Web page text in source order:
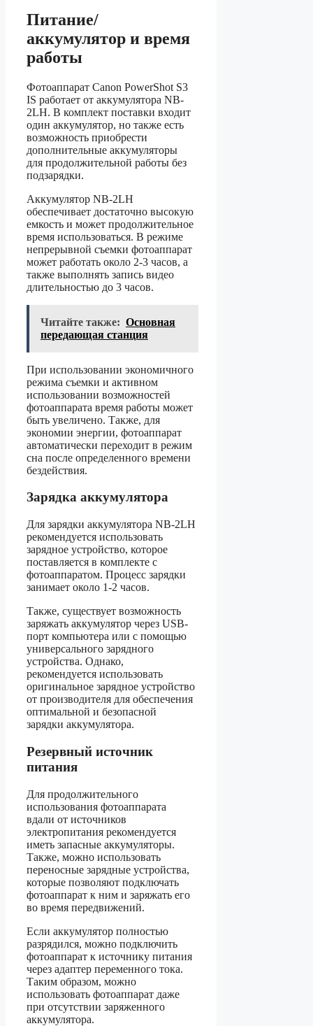
Питание/
аккумулятор и время
работы
Фотоаппарат Canon PowerShot S3
IS работает от аккумулятора NB-
2LH. В комплект поставки входит
один аккумулятор, но также есть
возможность приобрести
дополнительные аккумуляторы
для продолжительной работы без
подзарядки.
Аккумулятор NB-2LH
обеспечивает достаточно высокую
емкость и может продолжительное
время использоваться. В режиме
непрерывной съемки фотоаппарат
может работать около 2-3 часов, а
также выполнять запись видео
длительностью до 3 часов.
Читайте также: Основная
передающая станция
При использовании экономичного
режима съемки и активном
использовании возможностей
фотоаппарата время работы может
быть увеличено. Также, для
экономии энергии, фотоаппарат
автоматически переходит в режим
сна после определенного времени
бездействия.
Зарядка аккумулятора
Для зарядки аккумулятора NB-2LH
рекомендуется использовать
зарядное устройство, которое
поставляется в комплекте с
фотоаппаратом. Процесс зарядки
занимает около 1-2 часов.
Также, существует возможность
заряжать аккумулятор через USB-
порт компьютера или с помощью
универсального зарядного
устройства. Однако,
рекомендуется использовать
оригинальное зарядное устройство
от производителя для обеспечения
оптимальной и безопасной
зарядки аккумулятора.
Резервный источник
питания
Для продолжительного
использования фотоаппарата
вдали от источников
электропитания рекомендуется
иметь запасные аккумуляторы.
Также, можно использовать
переносные зарядные устройства,
которые позволяют подключать
фотоаппарат к ним и заряжать его
во время передвижений.
Если аккумулятор полностью
разрядился, можно подключить
фотоаппарат к источнику питания
через адаптер переменного тока.
Таким образом, можно
использовать фотоаппарат даже
при отсутствии заряженного
аккумулятора.